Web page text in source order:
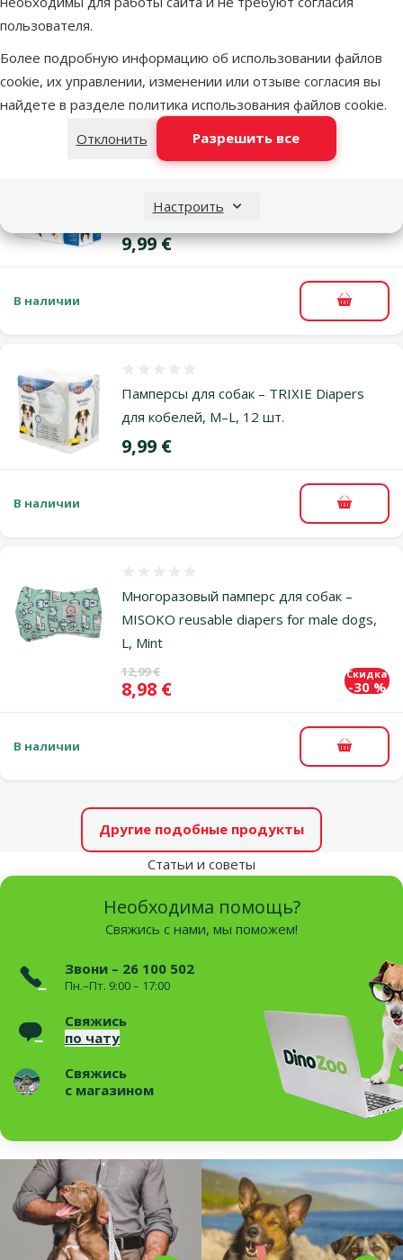
пользователя.
Более подробную информацию об использовании файлов
cookie, их управлении, изменении или отзыве согласия вы
найдете в разделе политика использования файлов cookie.
Отклонить
Разрешить все
Настроить
Male Dogs, S, blue
В наличии В
для сук, M–L: 36–52 см, 12 шт.
Оценка 0%
Цена
9,99 €
В наличии В
Памперсы для собак – TRIXIE Diapers
для кобелей, M–L, 12 шт.
Цена
9,99 €
В наличии В
Многоразовый памперс для собак –
MISOKO reusable diapers for male dogs,
L, Mint
Исходная цена
12,99 €
Цена
8,98 €
Скидка
-30 %
В наличии В
Другие подобные продукты
Статьи и советы
Необходима помощь?
Свяжись с нами, мы поможем!
Звони – 26 100 502
Пн.–Пт. 9:00 – 17:00
Свяжись
по чату
Свяжись
с магазином